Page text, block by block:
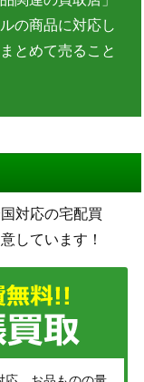
の商品に対応し
とめて売ること
対応の宅配買
しています！